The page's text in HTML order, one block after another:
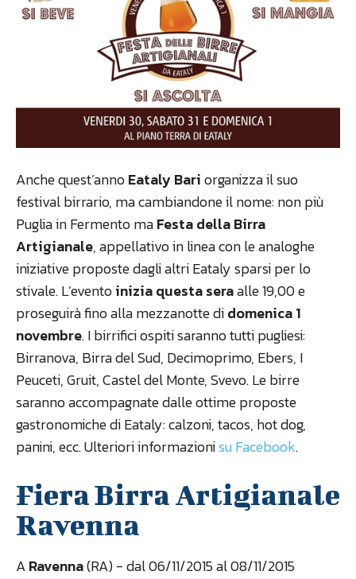
Anche quest’annoEataly Bariorganizza il suo
festival birrario, ma cambiandone il nome: non più
Puglia in Fermento maFesta della Birra
Artigianale, appellativo in linea con le analoghe
iniziative proposte dagli altri Eataly sparsi per lo
stivale. L’eventoinizia questa seraalle 19,00 e
proseguirà fino alla mezzanotte didomenica 1
novembre. I birrifici ospiti saranno tutti pugliesi:
Birranova, Birra del Sud, Decimoprimo, Ebers, I
Peuceti, Gruit, Castel del Monte, Svevo. Le birre
saranno accompagnate dalle ottime proposte
gastronomiche di Eataly: calzoni, tacos, hot dog,
panini, ecc. Ulteriori informazionisu Facebook.
Fiera Birra Artigianale
Ravenna
ARavenna(RA) - dal 06/11/2015 al 08/11/2015